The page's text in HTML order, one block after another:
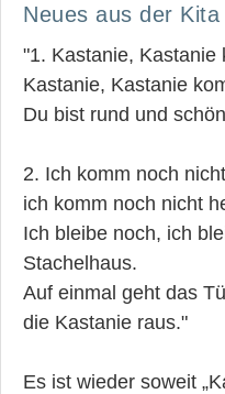
Neues aus der
"1. Kastanie, Kastanie
Kastanie, Kastanie
Du bist rund und
2. Ich komm noch
ich komm noch nicht
Ich bleibe noch, ich
Stachelhaus.
Auf einmal geht das
die Kastanie raus."
Es ist wieder soweit